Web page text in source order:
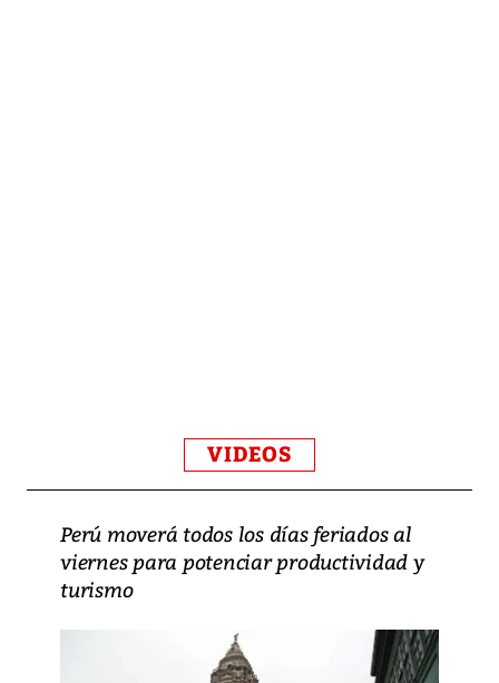
VIDEOS
Perú moverá todos los días feriados al
viernes para potenciar productividad y
turismo